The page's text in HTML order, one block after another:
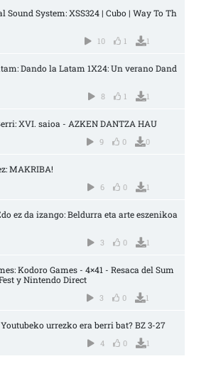
Sound System: XSS324 | Cubo | Way To Th
10 1 1
Dando la Latam 1X24: Un verano Dand
8 1 1
XVI. saioa - AZKEN DANTZA HAU
9 0 0
MAKRIBA!
6 0 1
ez da izango: Beldurra eta arte eszenikoa
3 0 1
Kodoro Games - 4×41 - Resaca del Sum
y Nintendo Direct
3 0 1
urrezko era berri bat? BZ 3-27
4 0 1